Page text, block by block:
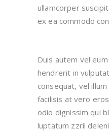
ullamcorper
ex ea commodo
Duis autem vel
hendrerit in
consequat, vel
facilisis at vero
odio dignissim qui
luptatum zzril